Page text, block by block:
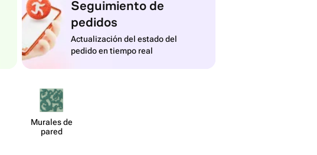
pedidos
Actualización del estado del
pedido en tiempo real
Murales de
pared